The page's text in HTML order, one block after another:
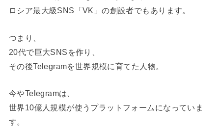
ロシア最大級SNS「VK」の創設者でもあります。
つまり、
20代で巨大SNSを作り、
その後Telegramを世界規模に育てた人物。
今やTelegramは、
世界10億人規模が使うプラットフォームになっていま
す。